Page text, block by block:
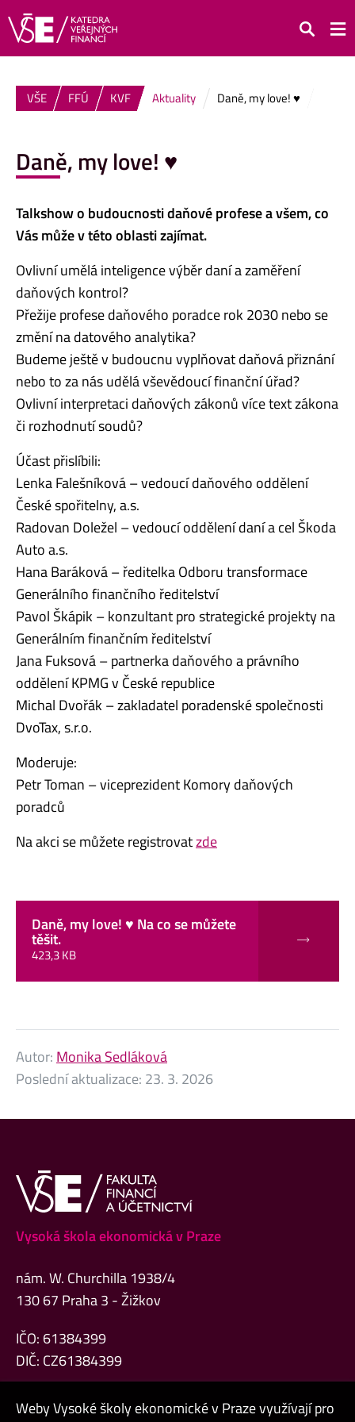
Hledat
VŠE FFÚ KVF Aktuality Daně, my love! ♥
Daně, my love! ♥
Talkshow o budoucnosti daňové profese a všem, co
Vás může v této oblasti zajímat.
Ovlivní umělá inteligence výběr daní a zaměření
daňových kontrol?
Přežije profese daňového poradce rok 2030 nebo se
změní na datového analytika?
Budeme ještě v budoucnu vyplňovat daňová přiznání
nebo to za nás udělá vševědoucí finanční úřad?
Ovlivní interpretaci daňových zákonů více text zákona
či rozhodnutí soudů?
Účast přislíbili:
Lenka Falešníková – vedoucí daňového oddělení
České spořitelny, a.s.
Radovan Doležel – vedoucí oddělení daní a cel Škoda
Auto a.s.
Hana Baráková – ředitelka Odboru transformace
Generálního finančního ředitelství
Pavol Škápik – konzultant pro strategické projekty na
Generálním finančním ředitelství
Jana Fuksová – partnerka daňového a právního
oddělení KPMG v České republice
Michal Dvořák – zakladatel poradenské společnosti
DvoTax, s.r.o.
Moderuje:
Petr Toman – viceprezident Komory daňových
poradců
Na akci se můžete registrovatzde
Daně, my love! ♥ Na co se můžete
těšit.
423,3 KB
Autor: Monika Sedláková
Poslední aktualizace: 23. 3. 2026
Vysoká škola ekonomická v Praze
nám. W. Churchilla 1938/4
130 67 Praha 3 - Žižkov
IČO: 61384399
DIČ: CZ61384399
Weby Vysoké školy ekonomické v Praze využívají pro